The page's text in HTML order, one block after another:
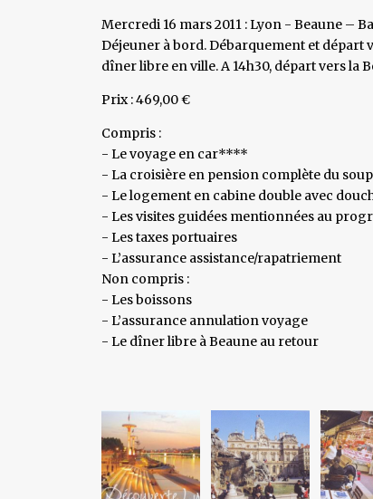
Mercredi 16 mars 2011 : Lyon - Beaune –
Déjeuner à bord. Débarquement et départ
dîner libre en ville. A 14h30, départ vers la
Prix : 469,00 €
Compris :
- Le voyage en car****
- La croisière en pension complète du
- Le logement en cabine double avec
- Les visites guidées mentionnées au
- Les taxes portuaires
- L’assurance assistance/rapatriement
Non compris :
- Les boissons
- L’assurance annulation voyage
- Le dîner libre à Beaune au retour